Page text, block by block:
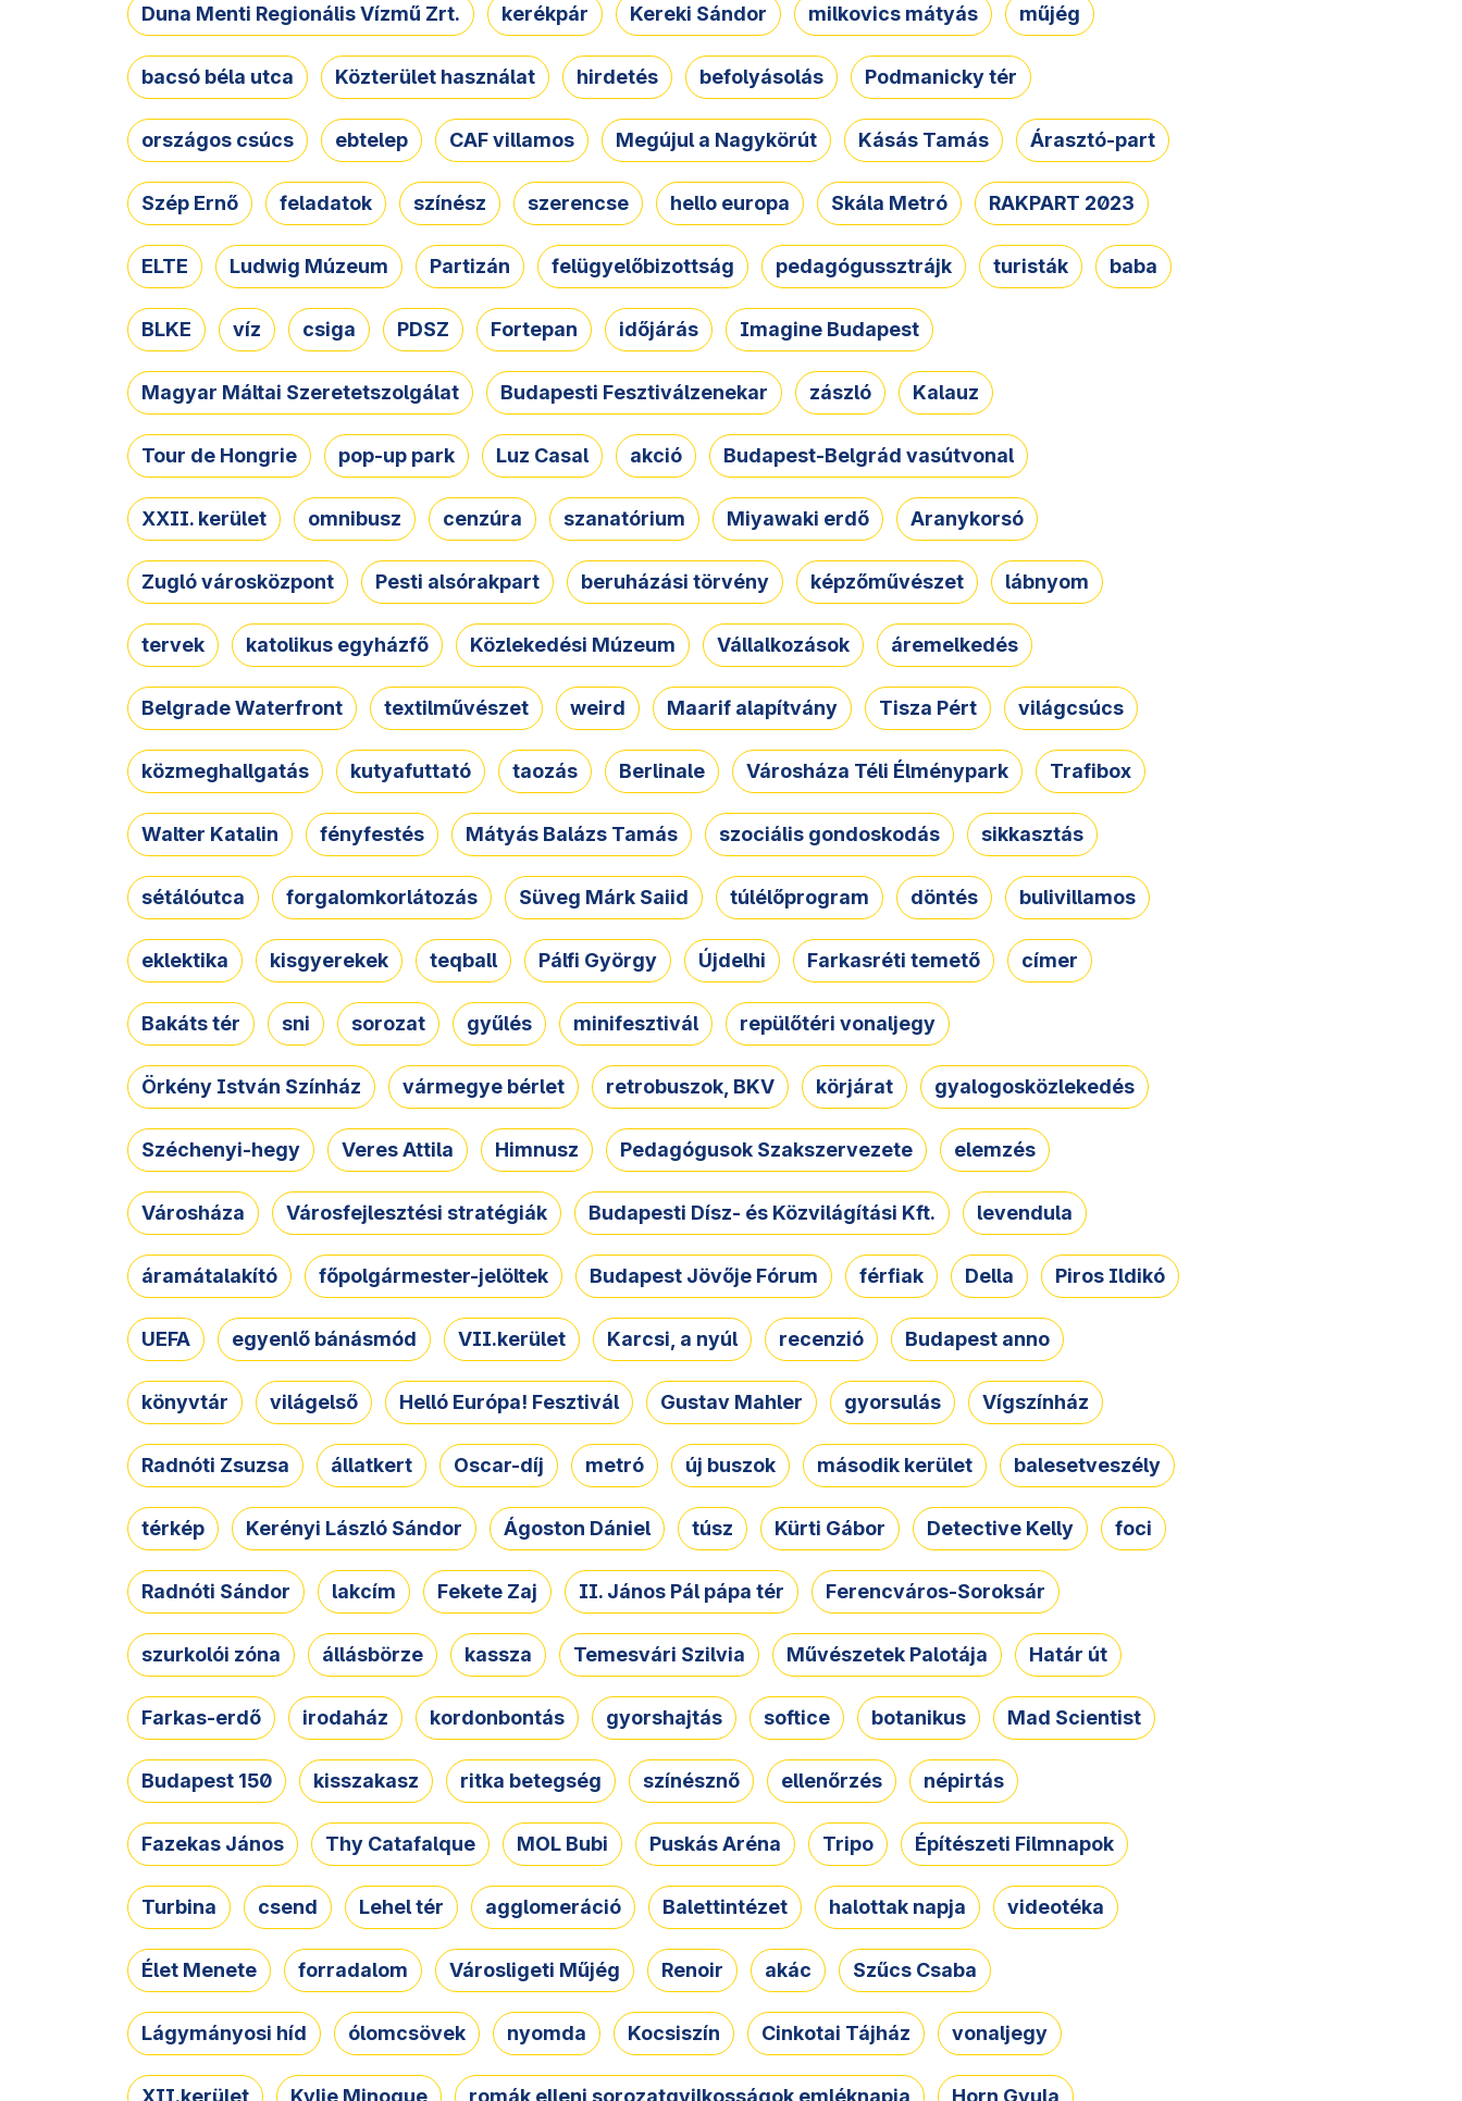
Duna Menti Regionális Vízmű Zrt. kerékpár Kereki Sándor milkovics mátyás műjég
bacsó béla utca Közterület használat hirdetés befolyásolás Podmanicky tér
országos csúcs ebtelep CAF villamos Megújul a Nagykörút Kásás Tamás Árasztó-part
Szép Ernő feladatok színész szerencse hello europa Skála Metró RAKPART 2023
ELTE Ludwig Múzeum Partizán felügyelőbizottság pedagógussztrájk turisták baba
BLKE víz csiga PDSZ Fortepan időjárás Imagine Budapest
Magyar Máltai Szeretetszolgálat Budapesti Fesztiválzenekar zászló Kalauz
Tour de Hongrie pop-up park Luz Casal akció Budapest-Belgrád vasútvonal
XXII. kerület omnibusz cenzúra szanatórium Miyawaki erdő Aranykorsó
Zugló városközpont Pesti alsórakpart beruházási törvény képzőművészet lábnyom
tervek katolikus egyházfő Közlekedési Múzeum Vállalkozások áremelkedés
Belgrade Waterfront textilművészet weird Maarif alapítvány Tisza Pért világcsúcs
közmeghallgatás kutyafuttató taozás Berlinale Városháza Téli Élménypark Trafibox
Walter Katalin fényfestés Mátyás Balázs Tamás szociális gondoskodás sikkasztás
sétálóutca forgalomkorlátozás Süveg Márk Saiid túlélőprogram döntés bulivillamos
eklektika kisgyerekek teqball Pálfi György Újdelhi Farkasréti temető címer
Bakáts tér sni sorozat gyűlés minifesztivál repülőtéri vonaljegy
Örkény István Színház vármegye bérlet retrobuszok, BKV körjárat gyalogosközlekedés
Széchenyi-hegy Veres Attila Himnusz Pedagógusok Szakszervezete elemzés
Városháza Városfejlesztési stratégiák Budapesti Dísz- és Közvilágítási Kft. levendula
áramátalakító főpolgármester-jelöltek Budapest Jövője Fórum férfiak Della Piros Ildikó
UEFA egyenlő bánásmód VII.kerület Karcsi, a nyúl recenzió Budapest anno
könyvtár világelső Helló Európa! Fesztivál Gustav Mahler gyorsulás Vígszínház
Radnóti Zsuzsa állatkert Oscar-díj metró új buszok második kerület balesetveszély
térkép Kerényi László Sándor Ágoston Dániel túsz Kürti Gábor Detective Kelly foci
Radnóti Sándor lakcím Fekete Zaj II. János Pál pápa tér Ferencváros-Soroksár
szurkolói zóna állásbörze kassza Temesvári Szilvia Művészetek Palotája Határ út
Farkas-erdő irodaház kordonbontás gyorshajtás softice botanikus Mad Scientist
Budapest 150 kisszakasz ritka betegség színésznő ellenőrzés népirtás
Fazekas János Thy Catafalque MOL Bubi Puskás Aréna Tripo Építészeti Filmnapok
Turbina csend Lehel tér agglomeráció Balettintézet halottak napja videotéka
Élet Menete forradalom Városligeti Műjég Renoir akác Szűcs Csaba
Lágymányosi híd ólomcsövek nyomda Kocsiszín Cinkotai Tájház vonaljegy
XII.kerület Kylie Minogue romák elleni sorozatgyilkosságok emléknapja Horn Gyula